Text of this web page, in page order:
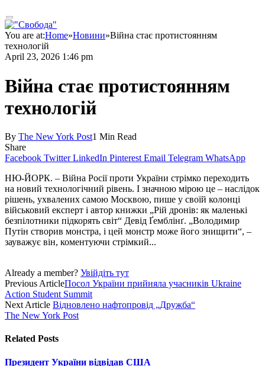
You are at:Home»Новини»Війна стає протистоянням
технологій
April 23, 2026 1:46 pm
Війна стає протистоянням
технологій
By The New York Post1 Min Read
Share
Facebook Twitter LinkedIn Pinterest Email Telegram WhatsApp
НЮ-ЙОРК. – Війна Росії проти України стрімко переходить
на новий технологічний рівень. І значною мірою це – наслідок
рішень, ухвалених самою Москвою, пише у своїй колонці
військовий експерт і автор книжки „Рій дронів: як маленькі
безпілотники підкорять світ“ Девід Ґемблінґ. „Володимир
Путін створив монстра, і цей монстр може його знищити“, –
зауважує він, коментуючи стрімкий...
Already a member? Увійдіть тут
Previous ArticleПосол України прийняла учасників Ukraine
Action Student Summit
Next Article Відновлено нафтопровід „Дружба“
The New York Post
Related Posts
Президент України відвідав США